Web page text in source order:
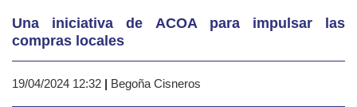
Una iniciativa de ACOA para impulsar las
compras locales
19/04/2024 12:32 | Begoña Cisneros